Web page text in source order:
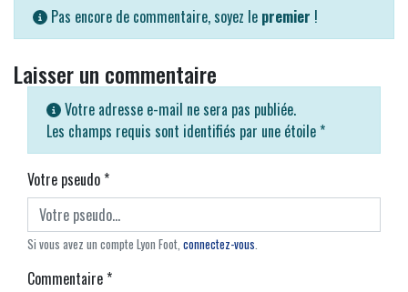
Pas encore de commentaire, soyez le premier !
Laisser un commentaire
Votre adresse e-mail ne sera pas publiée.
Les champs requis sont identifiés par une étoile *
Votre pseudo*
Si vous avez un compte Lyon Foot, connectez-vous.
Commentaire*